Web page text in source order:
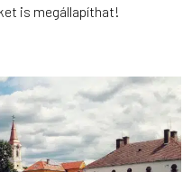
is megállapíthat!